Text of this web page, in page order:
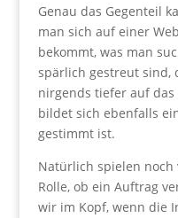
Genau das Gegenteil
man sich auf einer
bekommt, was man
spärlich gestreut sind,
nirgends tiefer auf
bildet sich ebenfalls
gestimmt ist.
Natürlich spielen noch
Rolle, ob ein Auftrag
wir im Kopf, wenn die